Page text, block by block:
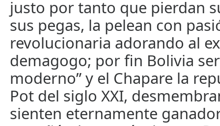
justo por tanto que pierdan
sus pegas, la pelean con
revolucionaria adorando al
demagogo; por fin Bolivia
moderno” y el Chapare la
Pot del siglo XXI,
sienten eternamente